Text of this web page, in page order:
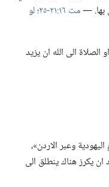
بها.‏ —‏مت ١٦:‏٢١-‏٢٥؛‏
لو
الى الله ان يزيد
اليهودية وعبر الاردن»،‏
ان يكرز هناك ينطلق الى